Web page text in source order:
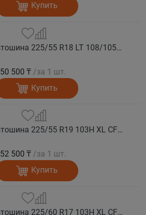
Купить
COMFORSER Автошина 225/55 R18 LT 108/105S CF1100 8PR RWL лето
50 500 ₸ /за 1 шт.
Купить
COMFORSER Автошина 225/55 R19 103H XL CF1100 лето
52 500 ₸ /за 1 шт.
Купить
COMFORSER Автошина 225/60 R17 103H XL CF1100 RWL лето